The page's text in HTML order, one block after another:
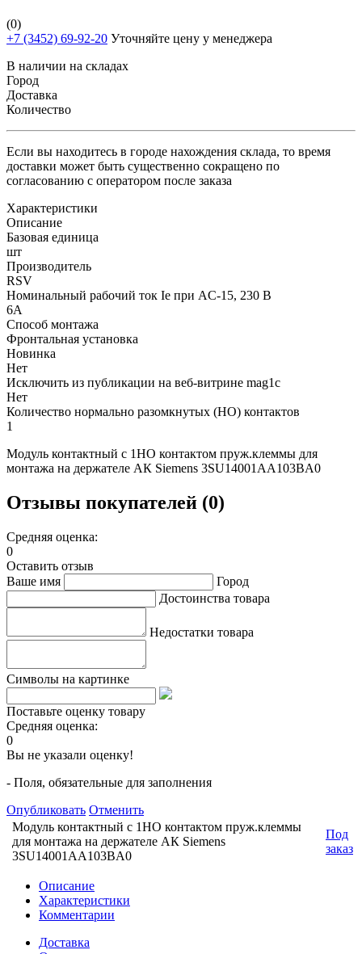
(0)
+7 (3452) 69-92-20 Уточняйте цену у менеджера
В наличии на складах
Город
Доставка
Количество
Если вы находитесь в городе нахождения склада, то время
доставки может быть существенно сокращено по
согласованию с оператором после заказа
Характеристики
Описание
Базовая единица
шт
Производитель
RSV
Номинальный рабочий ток Ie при AC-15, 230 В
6А
Способ монтажа
Фронтальная установка
Новинка
Нет
Исключить из публикации на веб-витрине mag1c
Нет
Количество нормально разомкнутых (НО) контактов
1
Модуль контактный с 1НО контактом пруж.клеммы для
монтажа на держателе АК Siemens 3SU14001AA103BA0
Отзывы покупателей (0)
Средняя оценка:
0
Оставить отзыв
Ваше имя
Город
Достоинства товара
Недостатки товара
Символы на картинке
Поставьте оценку товару
Средняя оценка:
0
Вы не указали оценку!
- Поля, обязательные для заполнения
Опубликовать Отменить
Модуль контактный с 1НО контактом пруж.клеммы
для монтажа на держателе АК Siemens
3SU14001AA103BA0
Под
заказ
Описание
Характеристики
Комментарии
Доставка